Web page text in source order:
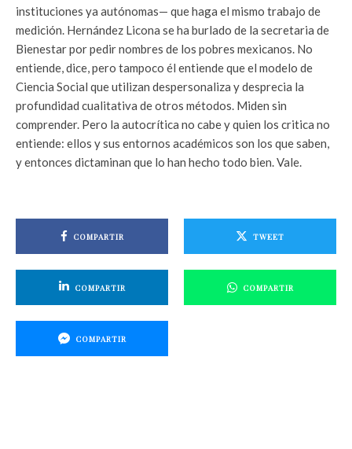
instituciones ya autónomas— que haga el mismo trabajo de
medición. Hernández Licona se ha burlado de la secretaria de
Bienestar por pedir nombres de los pobres mexicanos. No
entiende, dice, pero tampoco él entiende que el modelo de
Ciencia Social que utilizan despersonaliza y desprecia la
profundidad cualitativa de otros métodos. Miden sin
comprender. Pero la autocrítica no cabe y quien los critica no
entiende: ellos y sus entornos académicos son los que saben,
y entonces dictaminan que lo han hecho todo bien. Vale.
COMPARTIR TWEET
COMPARTIR COMPARTIR
COMPARTIR